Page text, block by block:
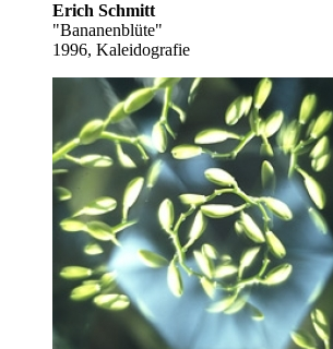
Erich Schmitt
"Bananenblüte"
1996, Kaleidografie